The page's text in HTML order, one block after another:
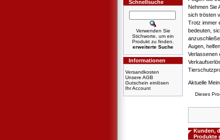
Schnellsuche
Verwenden Sie
Stichworte, um ein
Produkt zu finden.
erweiterte Suche
Informationen
Versandkosten
Unsere AGB
Gutschein einlösen
Ihr Account
Nehmen Sie
sich trösten
Trotz immer
bedeuten,
Augen,
Verlassenen
Aktuelle
Dieses
Kunden,
Produkte